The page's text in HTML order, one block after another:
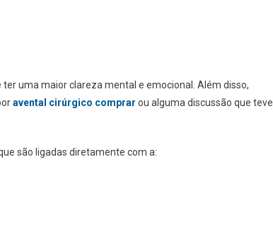
uma maior clareza mental e emocional. Além disso,
avental cirúrgico comprar ou alguma discussão que teve
são ligadas diretamente com a: